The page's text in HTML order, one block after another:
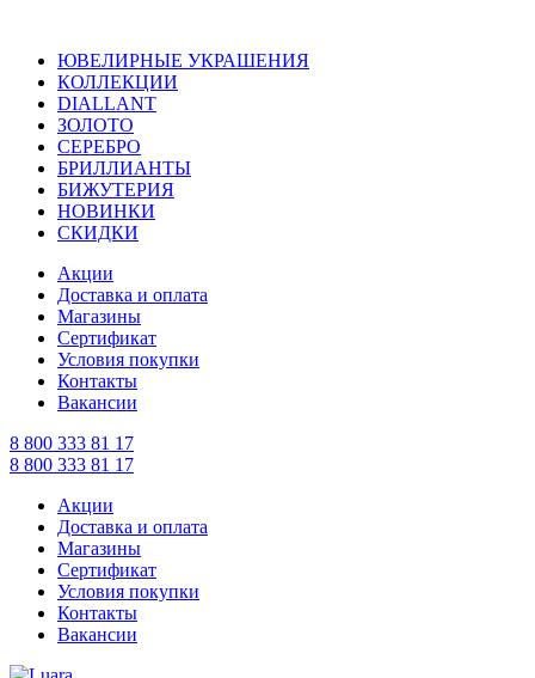
ЮВЕЛИРНЫЕ УКРАШЕНИЯ
КОЛЛЕКЦИИ
DIALLANT
ЗОЛОТО
СЕРЕБРО
БРИЛЛИАНТЫ
БИЖУТЕРИЯ
НОВИНКИ
СКИДКИ
Акции
Доставка и оплата
Магазины
Сертификат
Условия покупки
Контакты
Вакансии
8 800 333 81 17
8 800 333 81 17
Акции
Доставка и оплата
Магазины
Сертификат
Условия покупки
Контакты
Вакансии